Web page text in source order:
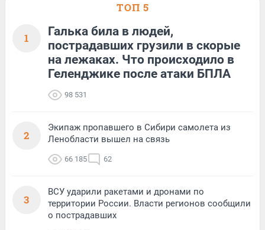
ТОП 5
1
Галька била в людей,
пострадавших грузили в скорые
на лежаках. Что происходило в
Геленджике после атаки БПЛА
98 531
2
Экипаж пропавшего в Сибири самолета из
Ленобласти вышел на связь
66 185 62
3
ВСУ ударили ракетами и дронами по
территории России. Власти регионов сообщили
о пострадавших